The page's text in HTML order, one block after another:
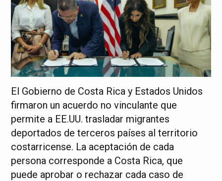
El Gobierno de Costa Rica y Estados Unidos
firmaron un acuerdo no vinculante que
permite a EE.UU. trasladar migrantes
deportados de terceros países al territorio
costarricense. La aceptación de cada
persona corresponde a Costa Rica, que
puede aprobar o rechazar cada caso de